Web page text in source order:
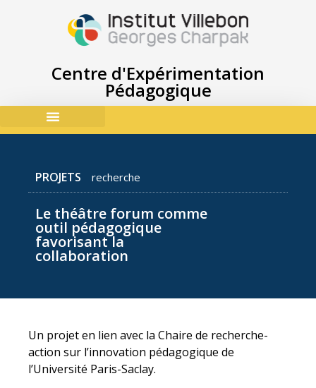
Centre d'Expérimentation
Pédagogique
PROJETS recherche
Le théâtre forum comme
outil pédagogique
favorisant la
collaboration
Un projet en lien avec la Chaire de recherche-
action sur l’innovation pédagogique de
l’Université Paris-Saclay.